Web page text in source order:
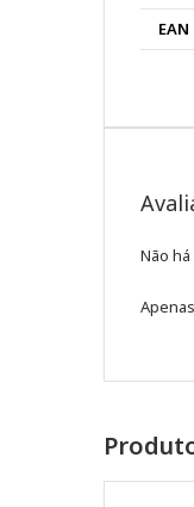
EAN
Não